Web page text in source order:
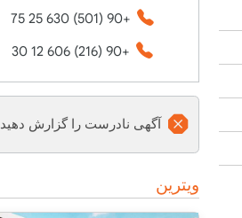
+90 (501) 630 25 75
+90 (216) 606 12 30
آگهی نادرست را گزارش دهید
ویترین